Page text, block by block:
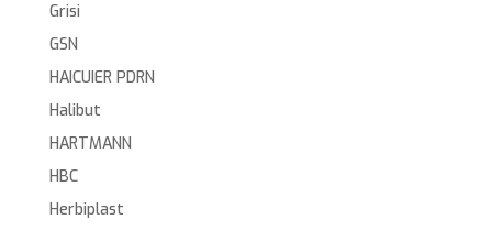
Grisi
GSN
HAICUIER PDRN
Halibut
HARTMANN
HBC
Herbiplast